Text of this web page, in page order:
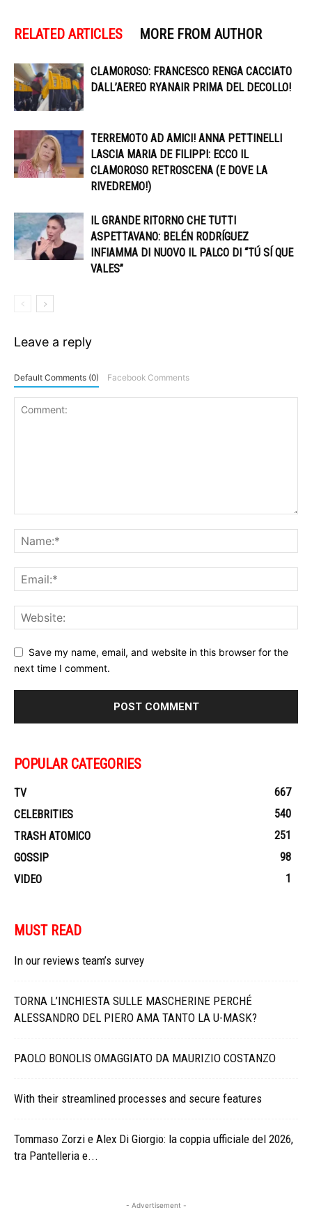
RELATED ARTICLES MORE FROM AUTHOR
CLAMOROSO: FRANCESCO RENGA CACCIATO
DALL’AEREO RYANAIR PRIMA DEL DECOLLO!
TERREMOTO AD AMICI! ANNA PETTINELLI
LASCIA MARIA DE FILIPPI: ECCO IL
CLAMOROSO RETROSCENA (E DOVE LA
RIVEDREMO!)
IL GRANDE RITORNO CHE TUTTI
ASPETTAVANO: BELÉN RODRÍGUEZ
INFIAMMA DI NUOVO IL PALCO DI “TÚ SÍ QUE
VALES”
Leave a reply
Default Comments (0) Facebook Comments
Save my name, email, and website in this browser for the
next time I comment.
POPULAR CATEGORIES
TV
667
CELEBRITIES
540
TRASH ATOMICO
251
GOSSIP
98
VIDEO
1
MUST READ
In our reviews team’s survey
TORNA L’INCHIESTA SULLE MASCHERINE PERCHÉ
ALESSANDRO DEL PIERO AMA TANTO LA U-MASK?
PAOLO BONOLIS OMAGGIATO DA MAURIZIO COSTANZO
With their streamlined processes and secure features
Tommaso Zorzi e Alex Di Giorgio: la coppia ufficiale del 2026,
tra Pantelleria e...
- Advertisement -